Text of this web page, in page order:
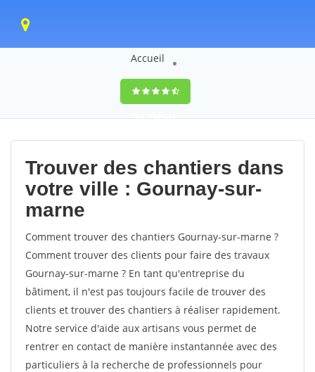
Accueil
9,5(100%)0
votes
Trouver des chantiers dans
votre ville : Gournay-sur-
marne
Comment trouver des chantiers Gournay-sur-marne ?
Comment trouver des clients pour faire des travaux
Gournay-sur-marne ? En tant qu'entreprise du
bâtiment, il n'est pas toujours facile de trouver des
clients et trouver des chantiers à réaliser rapidement.
Notre service d'aide aux artisans vous permet de
rentrer en contact de manière instantannée avec des
particuliers à la recherche de professionnels pour